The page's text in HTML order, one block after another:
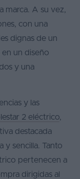
marca. A su vez,
con una
dignas de un
un diseño
y una
y las
2 eléctrico,
destacada
y sencilla. Tanto
pertenecen a
dirigidas al